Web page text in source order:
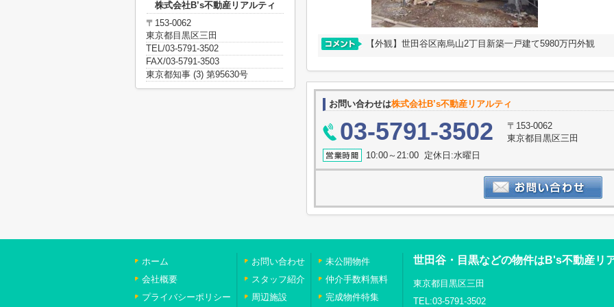
【外観】世田谷区南烏山2丁目新築一戸建て5980万円外観
お問い合わせは株式会社B’s不動産リアルティ
03-5791-3502
〒153-0062
東京都目黒区三田
10:00～21:00 定休日:水曜日
株式会社B’s不動産リアルティ
〒153-0062
東京都目黒区三田
TEL/03-5791-3502
FAX/03-5791-3503
東京都知事 (3) 第95630号
ホーム
会社概要
プライバシーポリシー
お問い合わせ
スタッフ紹介
周辺施設
未公開物件
仲介手数料無料
完成物件特集
世田谷・目黒などの物件はB's不動産リ
東京都目黒区三田
TEL:03-5791-3502